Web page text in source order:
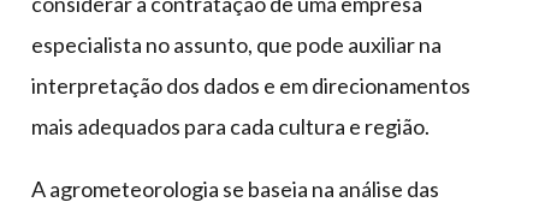
especialista no assunto, que pode auxiliar na
interpretação dos dados e em direcionamentos
mais adequados para cada cultura e região.
A agrometeorologia se baseia na análise das